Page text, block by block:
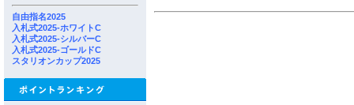
自由指名2025
入札式2025-ホワイトC
入札式2025-シルバーC
入札式2025-ゴールドC
スタリオンカップ2025